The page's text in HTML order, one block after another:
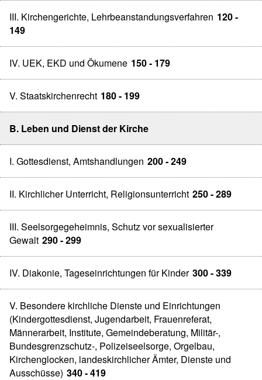
III. Kirchengerichte, Lehrbeanstandungsverfahren 120 -
149
IV. UEK, EKD und Ökumene 150 - 179
V. Staatskirchenrecht 180 - 199
B. Leben und Dienst der Kirche
I. Gottesdienst, Amtshandlungen 200 - 249
II. Kirchlicher Unterricht, Religionsunterricht 250 - 289
III. Seelsorgegeheimnis, Schutz vor sexualisierter
Gewalt 290 - 299
IV. Diakonie, Tageseinrichtungen für Kinder 300 - 339
V. Besondere kirchliche Dienste und Einrichtungen
(Kindergottesdienst, Jugendarbeit, Frauenreferat,
Männerarbeit, Institute, Gemeindeberatung, Militär-,
Bundesgrenzschutz-, Polizeiseelsorge, Orgelbau,
Kirchenglocken, landeskirchlicher Ämter, Dienste und
Ausschüsse) 340 - 419